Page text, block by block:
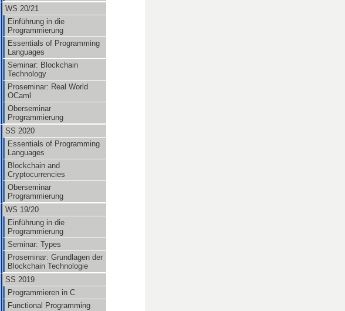
WS 20/21
Einführung in die
Programmierung
Essentials of Programming
Languages
Seminar: Blockchain
Technology
Proseminar: Real World
OCaml
Oberseminar
Programmierung
SS 2020
Essentials of Programming
Languages
Blockchain and
Cryptocurrencies
Oberseminar
Programmierung
WS 19/20
Einführung in die
Programmierung
Seminar: Types
Proseminar: Grundlagen der
Blockchain Technologie
SS 2019
Programmieren in C
Functional Programming